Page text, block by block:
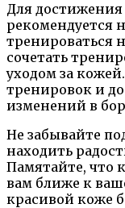
Для достижения
рекомендуется
тренироваться
сочетать
уходом за
тренировок и
изменений в
Не забывайте
находить
Памятайте, что
вам ближе к
красивой коже